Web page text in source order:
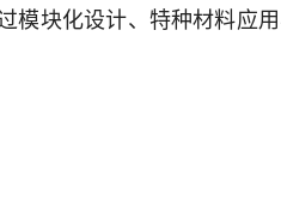
模块化设计、特种材料应